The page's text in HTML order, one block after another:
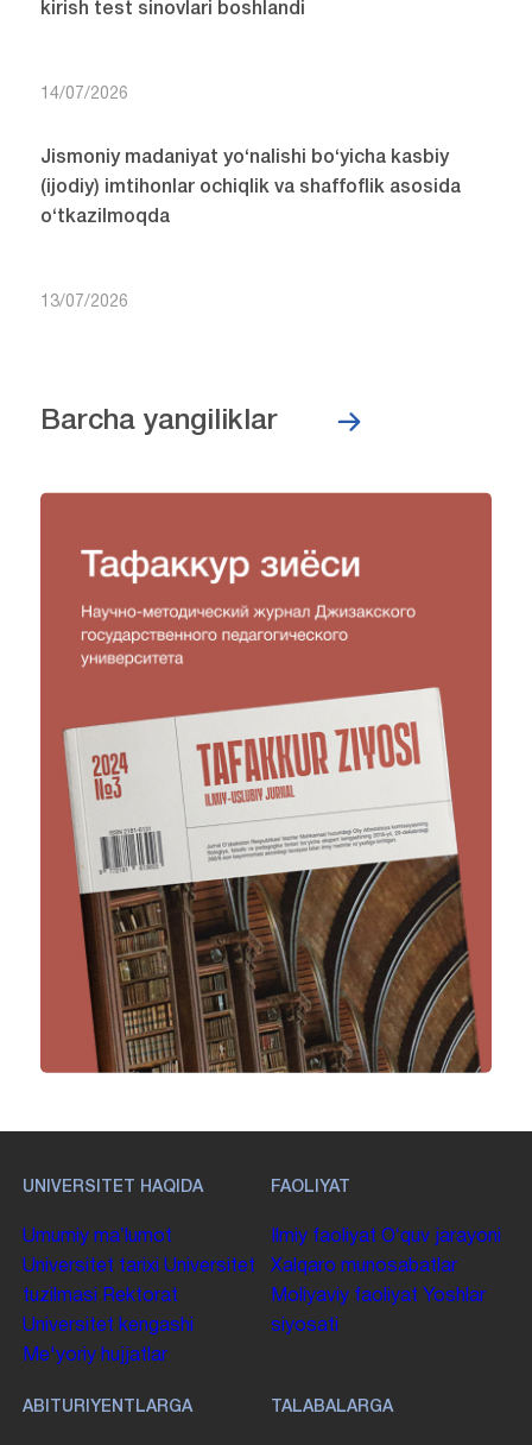
kirish test sinovlari boshlandi
14/07/2026
Jismoniy madaniyat yo‘nalishi bo‘yicha kasbiy
(ijodiy) imtihonlar ochiqlik va shaffoflik asosida
o‘tkazilmoqda
13/07/2026
Barcha yangiliklar
UNIVERSITET HAQIDA
Umumiy maʼlumot
Universitet tarixi Universitet
tuzilmasi
Rektorat
Universitet kengashi
Me'yoriy hujjatlar
FAOLIYAT
Ilmiy faoliyat Oʻquv jarayoni
Xalqaro munosabatlar
Moliyaviy faoliyat Yoshlar
siyosati
ABITURIYENTLARGA TALABALARGA